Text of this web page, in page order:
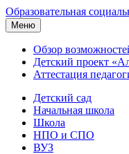
Образовательная
Меню
Обзор
Детский проект
Аттестация
Детский сад
Начальная школа
Школа
НПО и СПО
ВУЗ